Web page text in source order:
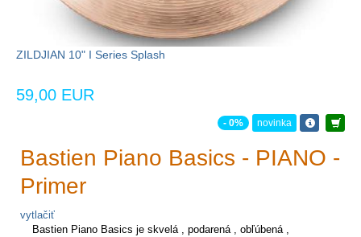
ZILDJIAN 10" I Series Splash
59,00 EUR
- 0% novinka
Bastien Piano Basics - PIANO -
Primer
vytlačiť
Bastien Piano Basics je skvelá , podarená , obľúbená ,